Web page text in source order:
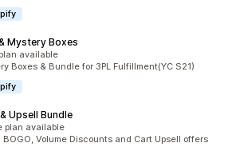
Mystery Boxes
available
Boxes & Bundle for 3PL Fulfillment(YC S21)
Upsell Bundle
plan available
Volume Discounts and Cart Upsell offers